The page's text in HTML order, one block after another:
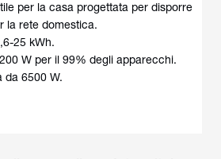
per la casa progettata per disporre
la rete domestica.
25 kWh.
W per il 99% degli apparecchi.
da 6500 W.